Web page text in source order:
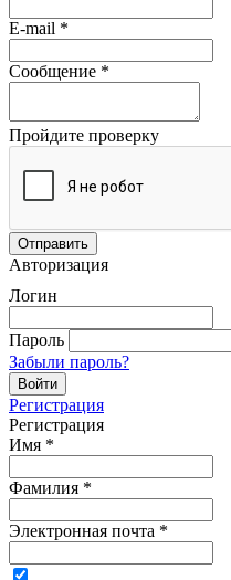
E-mail *
Сообщение *
Пройдите проверку
Авторизация
Логин
Пароль
Забыли пароль?
Регистрация
Регистрация
Имя *
Фамилия *
Электронная почта *